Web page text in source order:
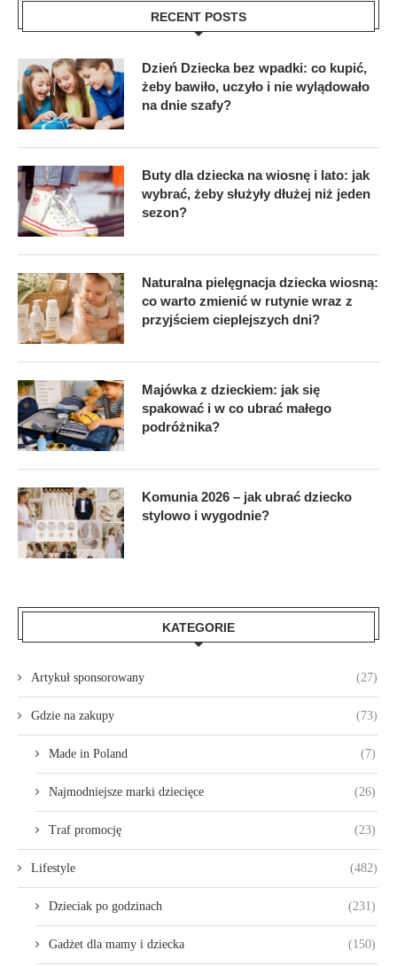
RECENT POSTS
Dzień Dziecka bez wpadki: co kupić,
żeby bawiło, uczyło i nie wylądowało
na dnie szafy?
Buty dla dziecka na wiosnę i lato: jak
wybrać, żeby służyły dłużej niż jeden
sezon?
Naturalna pielęgnacja dziecka wiosną:
co warto zmienić w rutynie wraz z
przyjściem cieplejszych dni?
Majówka z dzieckiem: jak się
spakować i w co ubrać małego
podróżnika?
Komunia 2026 – jak ubrać dziecko
stylowo i wygodnie?
KATEGORIE
Artykuł sponsorowany (27)
Gdzie na zakupy (73)
Made in Poland (7)
Najmodniejsze marki dziecięce (26)
Traf promocję (23)
Lifestyle (482)
Dzieciak po godzinach (231)
Gadżet dla mamy i dziecka (150)